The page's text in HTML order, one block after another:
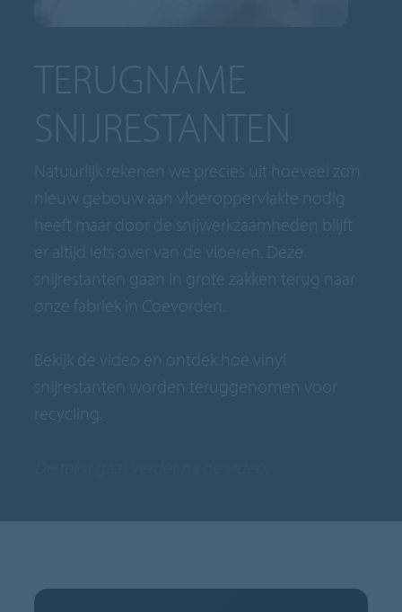
TERUGNAME
SNIJRESTANTEN
Natuurlijk rekenen we precies uit hoeveel zo’n
nieuw gebouw aan vloeroppervlakte nodig
heeft maar door de snijwerkzaamheden blijft
er altijd iets over van de vloeren. Deze
snijrestanten gaan in grote zakken terug naar
onze fabriek in Coevorden.
Bekijk de video en ontdek hoe vinyl
snijrestanten worden teruggenomen voor
recycling.